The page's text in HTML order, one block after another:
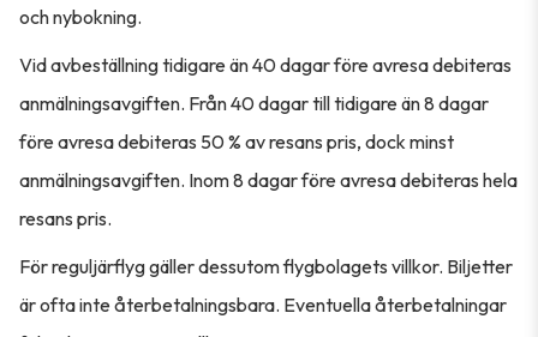
och nybokning.
Vid avbeställning tidigare än 40 dagar före avresa debiteras
anmälningsavgiften. Från 40 dagar till tidigare än 8 dagar
före avresa debiteras 50 % av resans pris, dock minst
anmälningsavgiften. Inom 8 dagar före avresa debiteras hela
resans pris.
För reguljärflyg gäller dessutom flygbolagets villkor. Biljetter
är ofta inte återbetalningsbara. Eventuella återbetalningar